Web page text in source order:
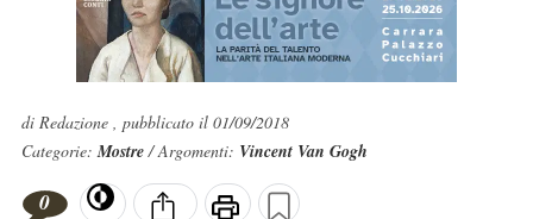
di Redazione , pubblicato il 01/09/2018
Categorie:Mostre/ Argomenti: Vincent Van Gogh
0